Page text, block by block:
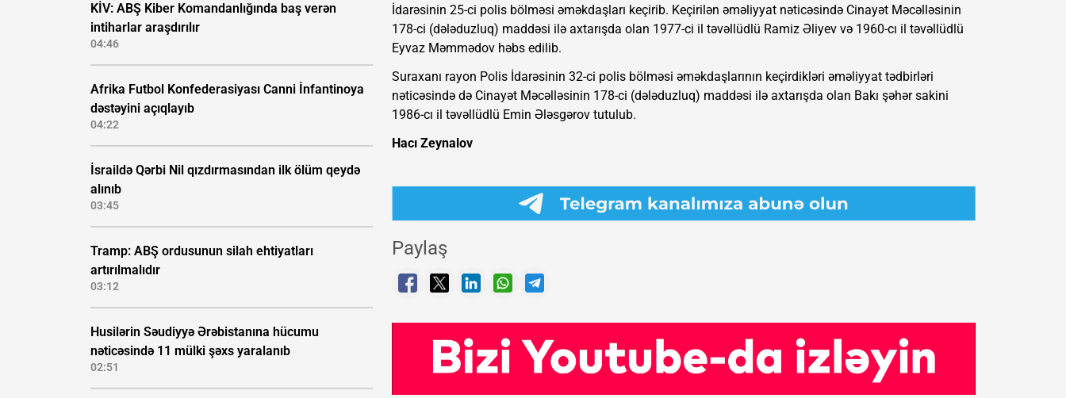
KİV: ABŞ Kiber Komandanlığında baş verən
intiharlar araşdırılır
04:46
Afrika Futbol Konfederasiyası Canni İnfantinoya
dəstəyini açıqlayıb
04:22
İsraildə Qərbi Nil qızdırmasından ilk ölüm qeydə
alınıb
03:45
Tramp: ABŞ ordusunun silah ehtiyatları
artırılmalıdır
03:12
Husilərin Səudiyyə Ərəbistanına hücumu
nəticəsində 11 mülki şəxs yaralanıb
02:51
İdarəsinin 25-ci polis bölməsi əməkdaşları keçirib. Keçirilən əməliyyat nəticəsində Cinayət Məcəlləsinin
178-ci (dələduzluq) maddəsi ilə axtarışda olan 1977-ci il təvəllüdlü Ramiz Əliyev və 1960-cı il təvəllüdlü
Eyvaz Məmmədov həbs edilib.
Suraxanı rayon Polis İdarəsinin 32-ci polis bölməsi əməkdaşlarının keçirdikləri əməliyyat tədbirləri
nəticəsində də Cinayət Məcəlləsinin 178-ci (dələduzluq) maddəsi ilə axtarışda olan Bakı şəhər sakini
1986-cı il təvəllüdlü Emin Ələsgərov tutulub.
Hacı Zeynalov
Paylaş